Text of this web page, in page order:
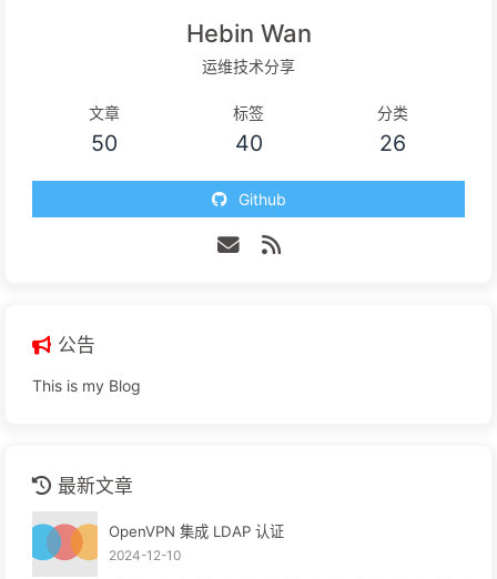
动时指定参数，暴露 JMX 的 RMI 接口。JMX Exporter 调用
RMI 获取 JVM 运行时状态数据，转换为 Prom ...
Hebin Wan
运维技术分享
文章
50
标签
40
分类
26
Github
公告
This is my Blog
最新文章
OpenVPN 集成 LDAP 认证
2024-12-10